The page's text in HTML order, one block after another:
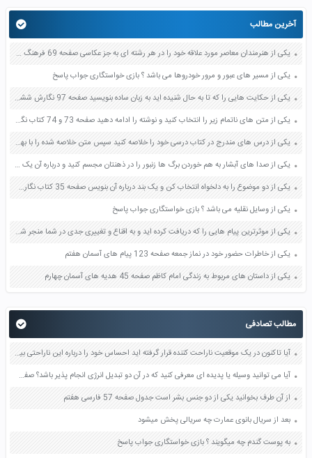
آخرین مطالب
یکی از هنرمندان معاصر مورد علاقه خود را در هر رشته ای به جز عکاسی صفحه 69 فرهنگ و هنر نهم
یکی از مسیر های عبور و مرور خودروها می باشد ؟ بازی خواستگاری جواب پاسخ
یکی از حکایت هایی را که تا به حال شنیده اید به زبان ساده بنویسید صفحه 97 نگارش ششم دبستان
یکی از متن های ناتمام زیر را انتخاب کنید و نوشته را ادامه دهید صفحه 73 و 74 کتاب نگارش فارسی پنجم دبستان
یکی از درس های مندرج در کتاب درسی خود را خلاصه کنید سپس متن خلاصه شده را با بهره گیری از روش های دسته بندی نمودار جدول نقشه مفهومی نشان دهید صفحه 118 نگارش یازدهم
یکی از صدا های آبشار به هم خوردن برگ ها زنبور را در ذهنتان مجسم کنید و درباره آن یک بند بنویسید صفحه 11 نگارش پنجم
یکی از دو موضوع را به دلخواه انتخاب کن و یک بند درباره آن بنویس صفحه 35 کتاب نگارش فارسی سوم
یکی از وسایل نقلیه می باشد ؟ بازی خواستگاری جواب پاسخ
یکی از موثرترین پیام هایی را که دریافت کرده اید و به اقناع و تغییری جدی در شما منجر شده است برسی کنید و علت این تاثیر گذاری قابل توجه را بنویسید صفحه 52 تفکر و سواد رسانه ای دهم
یکی از خاطرات حضور خود در نماز جمعه صفحه 123 پیام های آسمان هفتم
یکی از داستان های مربوط به زندگی امام کاظم صفحه 45 هدیه های آسمان چهارم
مطالب تصادفی
آیا تاکنون در یک موقعیت ناراحت کننده قرار گرفته اید احساس خود را درباره این ناراحتی بیان کنید درجه و شدت این ناراحتی تا چه مقدار بوده است صفحه 102 کتاب تفکر و سبک زندگی هشتم
آیا می توانید وسیله یا پدیده ای معرفی کنید که در آن دو تبدیل انرژی انجام پذیر باشد؟ صفحه 75 علوم ششم
از آن طرف بخوانید یکی از دو جنس بشر است جدول صفحه 57 فارسی هفتم
بعد از سریال بانوی عمارت چه سریالی پخش میشود
به پوست گندم چه میگویند ؟ بازی خواستگاری جواب پاسخ